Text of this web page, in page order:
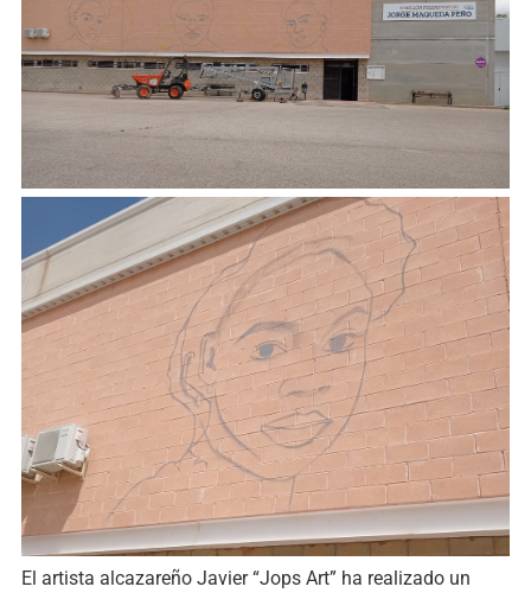
El artista alcazareño Javier “Jops Art” ha realizado un